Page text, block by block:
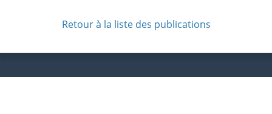
Retour à la liste des publications